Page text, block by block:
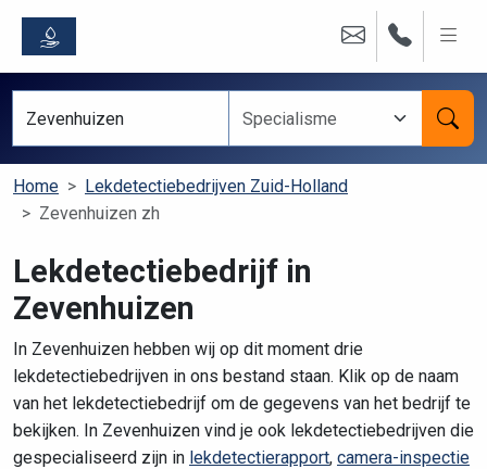
Home
Lekdetectiebedrijven Zuid-Holland
Zevenhuizen zh
Lekdetectiebedrijf in
Zevenhuizen
In Zevenhuizen hebben wij op dit moment drie
lekdetectiebedrijven in ons bestand staan. Klik op de naam
van het lekdetectiebedrijf om de gegevens van het bedrijf te
bekijken. In Zevenhuizen vind je ook lekdetectiebedrijven die
gespecialiseerd zijn in lekdetectierapport, camera-inspectie